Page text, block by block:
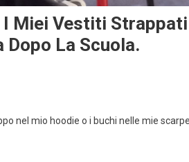
I Miei Vestiti
La Scuola.
nel mio hoodie o i buchi nelle mie